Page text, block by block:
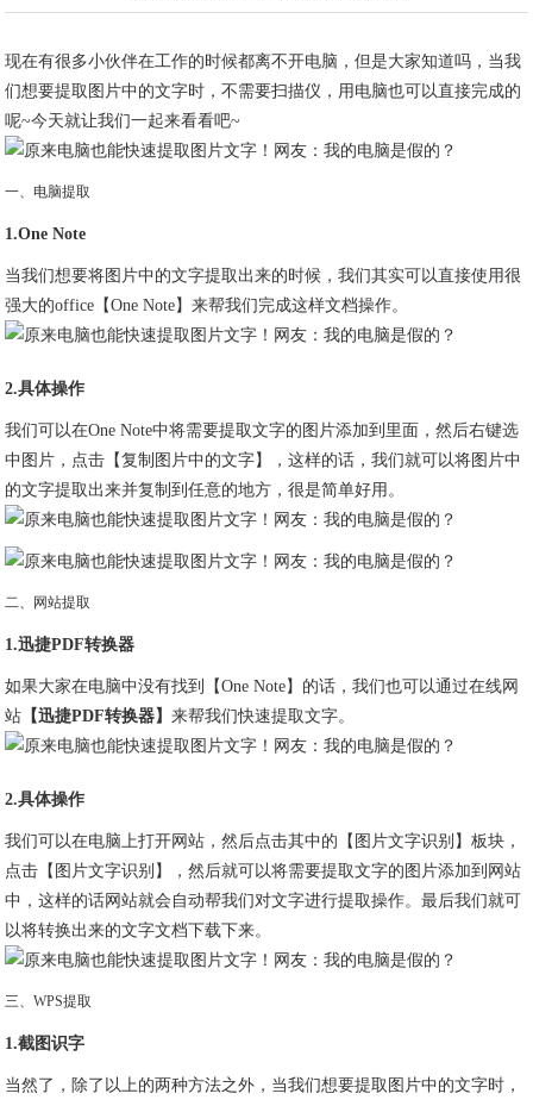
现在有很多小伙伴在工作的时候都离不开电脑，但是大家知道吗，当我
们想要提取图片中的文字时，不需要扫描仪，用电脑也可以直接完成的
呢~今天就让我们一起来看看吧~
一、电脑提取
1.One Note
当我们想要将图片中的文字提取出来的时候，我们其实可以直接使用很
强大的office【One Note】来帮我们完成这样文档操作。
2.具体操作
我们可以在One Note中将需要提取文字的图片添加到里面，然后右键选
中图片，点击【复制图片中的文字】，这样的话，我们就可以将图片中
的文字提取出来并复制到任意的地方，很是简单好用。
二、网站提取
1.迅捷PDF转换器
如果大家在电脑中没有找到【One Note】的话，我们也可以通过在线网
站 【迅捷PDF转换器】来帮我们快速提取文字。
2.具体操作
我们可以在电脑上打开网站，然后点击其中的【图片文字识别】板块，
点击【图片文字识别】，然后就可以将需要提取文字的图片添加到网站
中，这样的话网站就会自动帮我们对文字进行提取操作。最后我们就可
以将转换出来的文字文档下载下来。
三、WPS提取
1.截图识字
当然了，除了以上的两种方法之外，当我们想要提取图片中的文字时，